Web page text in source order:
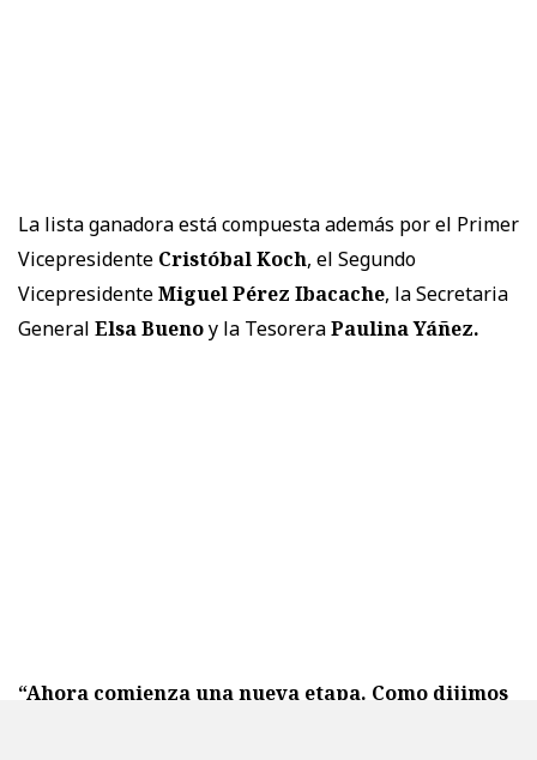
La lista ganadora está compuesta además por el Primer
Vicepresidente Cristóbal Koch, el Segundo
VicepresidenteMiguel Pérez Ibacache, la Secretaria
General Elsa Buenoy la TesoreraPaulina Yáñez.
“Ahora comienza una nueva etapa. Como dijimos